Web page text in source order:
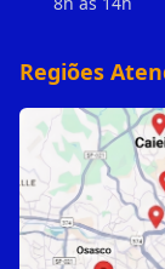
Regiões